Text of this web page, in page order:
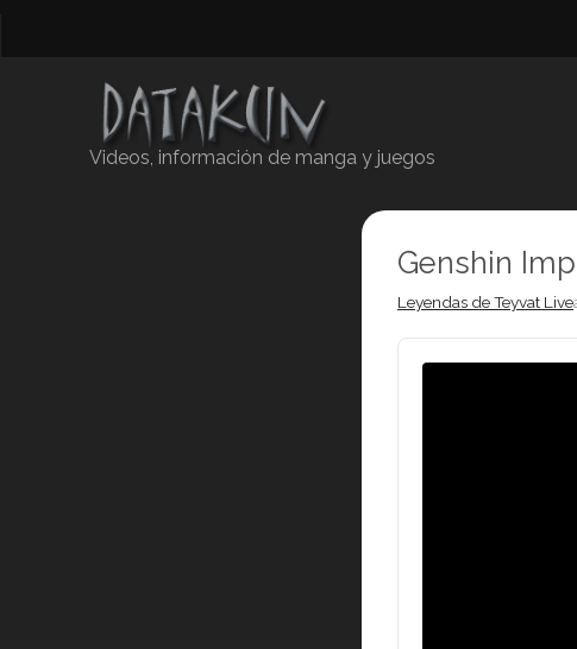
Videos, información de manga y juegos
Genshin
Leyendas de Teyvat Live